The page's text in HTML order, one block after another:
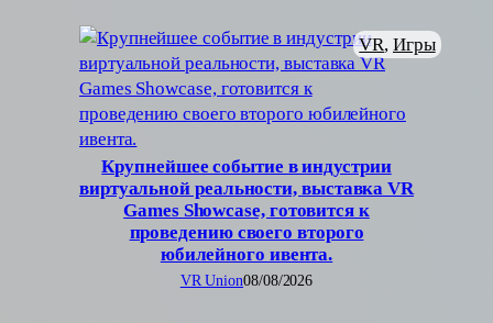
Крупнейшее событие в индустрии
виртуальной реальности, выставка VR
Games Showcase, готовится к
проведению своего второго
юбилейного ивента.
VR, Игры
VR Union08/08/2026